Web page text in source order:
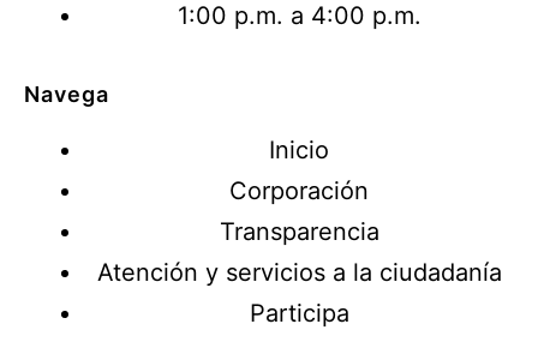
1:00 p.m. a 4:00 p.m.
Navega
Inicio
Corporación
Transparencia
Atención y servicios a la ciudadanía
Participa